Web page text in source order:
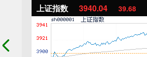
上证指数 3940.04 39.68